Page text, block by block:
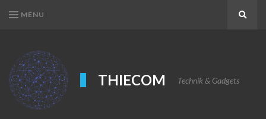
MENU
THIECOM Technik & Gadgets